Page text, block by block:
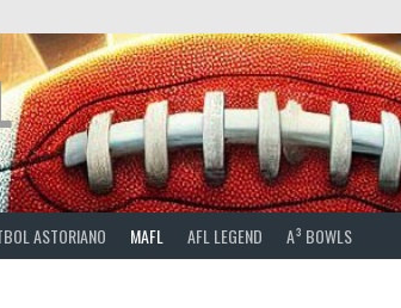
ASTORIANO MAFL AFL LEGEND A³ BOWLS